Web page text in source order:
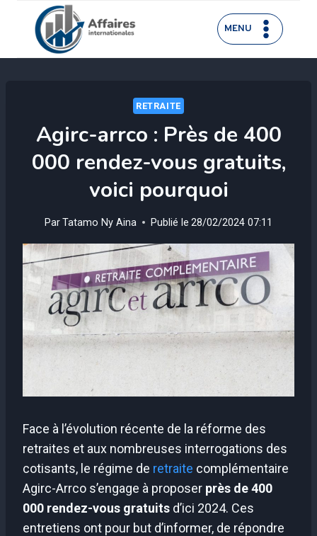
contenu
MENU
RETRAITE
Agirc-arrco : Près de 400
000 rendez-vous gratuits,
voici pourquoi
ParTatamo Ny Aina Publié le 28/02/2024 07:11
Face à l’évolution récente de la réforme des
retraites et aux nombreuses interrogations des
cotisants, le régime de retraite complémentaire
Agirc-Arrco s’engage à proposer près de 400
000 rendez-vous gratuits d’ici 2024. Ces
entretiens ont pour but d’informer, de répondre